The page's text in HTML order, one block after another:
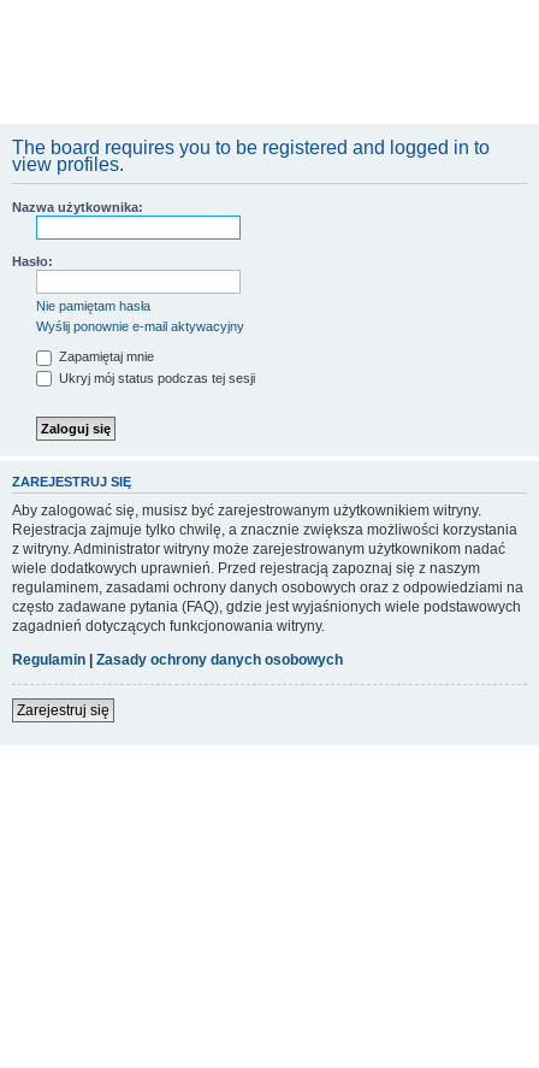
The board requires you to be registered and logged in to
view profiles.
Nazwa użytkownika:
Hasło:
Nie pamiętam hasła
Wyślij ponownie e-mail aktywacyjny
Zapamiętaj mnie
Ukryj mój status podczas tej sesji
ZAREJESTRUJ SIĘ
Aby zalogować się, musisz być zarejestrowanym użytkownikiem witryny.
Rejestracja zajmuje tylko chwilę, a znacznie zwiększa możliwości korzystania
z witryny. Administrator witryny może zarejestrowanym użytkownikom nadać
wiele dodatkowych uprawnień. Przed rejestracją zapoznaj się z naszym
regulaminem, zasadami ochrony danych osobowych oraz z odpowiedziami na
często zadawane pytania (FAQ), gdzie jest wyjaśnionych wiele podstawowych
zagadnień dotyczących funkcjonowania witryny.
Regulamin | Zasady ochrony danych osobowych
Zarejestruj się